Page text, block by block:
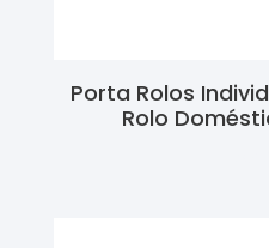
Porta Rolos
Rolo